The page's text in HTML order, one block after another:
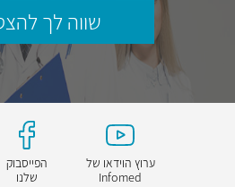
שווה לך
ערוץ הוידאו של
Infomed
הפייסבוק
שלנו